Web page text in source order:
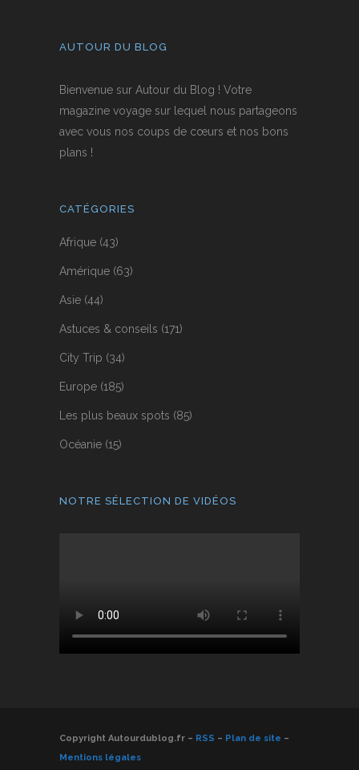
AUTOUR DU BLOG
Bienvenue sur Autour du Blog ! Votre
magazine voyage sur lequel nous partageons
avec vous nos coups de cœurs et nos bons
plans !
CATÉGORIES
Afrique (43)
Amérique (63)
Asie (44)
Astuces & conseils (171)
City Trip (34)
Europe (185)
Les plus beaux spots (85)
Océanie (15)
NOTRE SÉLECTION DE VIDÉOS
Copyright Autourdublog.fr – RSS – Plan de site –
Mentions légales